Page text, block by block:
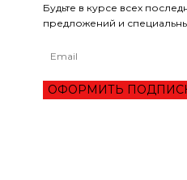
Будьте в курсе всех
предложений и
ОФОРМИТЬ